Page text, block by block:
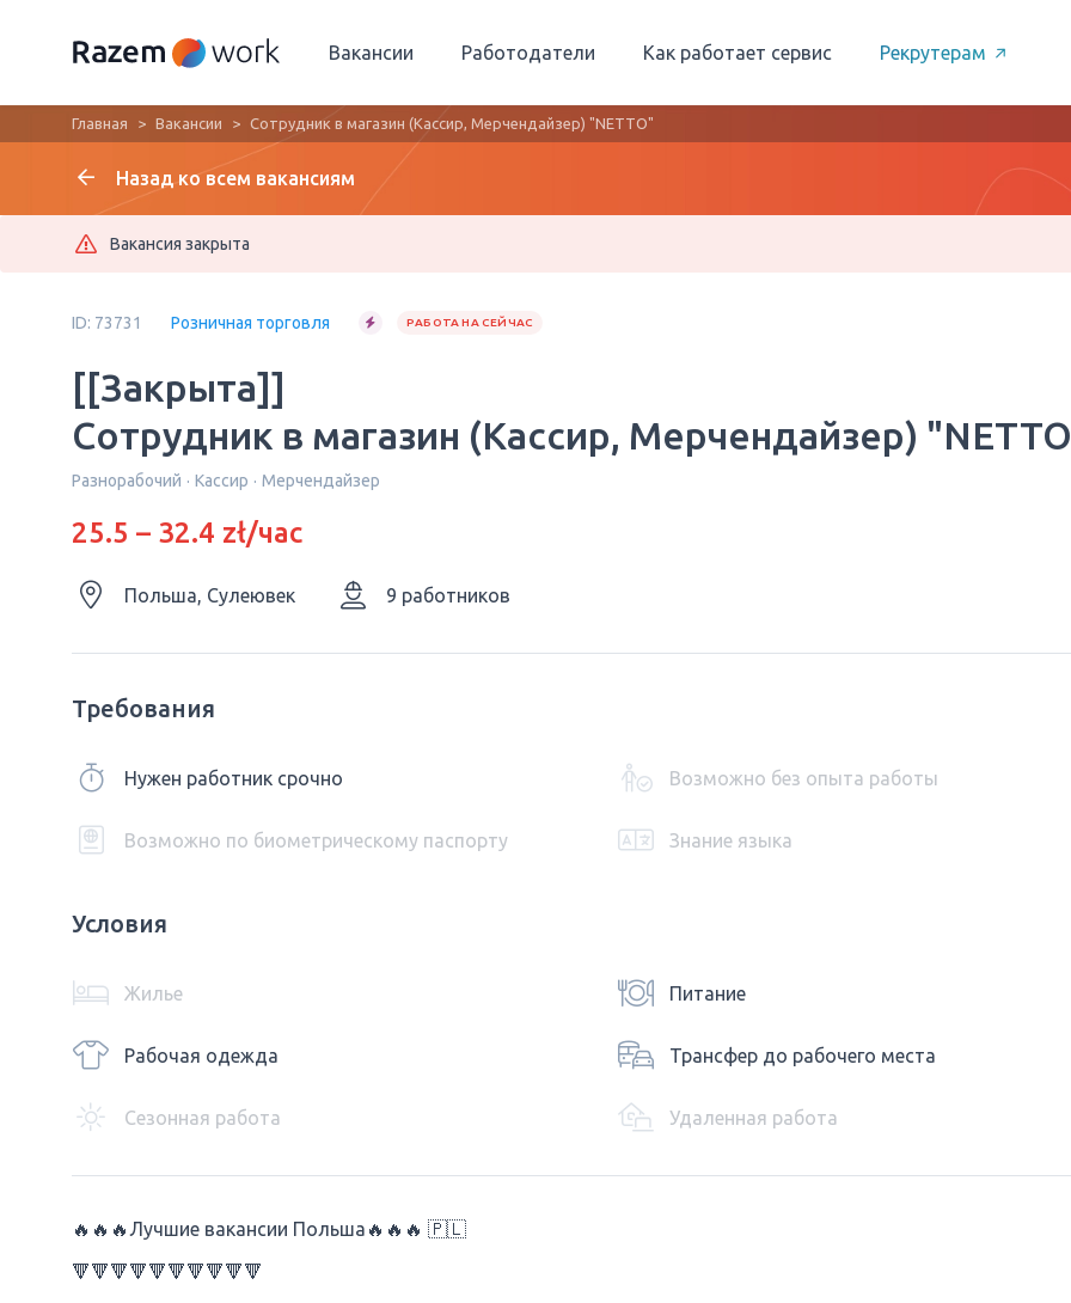
Вакансии Работодатели Как работает сервис Рекрутерам
Главная Вакансии Сотрудник в магазин (Кассир, Мерчендайзер) "NETTO"
Назад ко всем вакансиям
Вакансия закрыта
ID: 73731 Розничная торговля РАБОТА НА СЕЙЧАС
[[Закрыта]]
Сотрудник в магазин (Кассир, Мерчендайзер)
Разнорабочий Кассир Мерчендайзер
25.5 – 32.4 zł/час
Польша, Сулеювек 9 работников
Требования
Нужен работник срочно Возможно без опыта работы
Возможно по биометрическому паспорту Знание языка
Условия
Жилье Питание
Рабочая одежда Трансфер до рабочего места
Сезонная работа Удаленная работа
🔥🔥🔥Лучшие вакансии Польша🔥🔥🔥 🇵🇱
🔻🔻🔻🔻🔻🔻🔻🔻🔻🔻